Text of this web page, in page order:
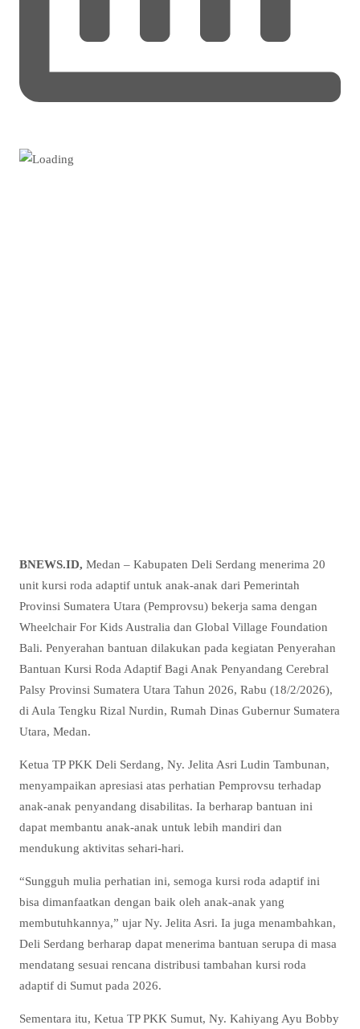
BNEWS.ID, Medan – Kabupaten Deli Serdang menerima 20
unit kursi roda adaptif untuk anak-anak dari Pemerintah
Provinsi Sumatera Utara (Pemprovsu) bekerja sama dengan
Wheelchair For Kids Australia dan Global Village Foundation
Bali. Penyerahan bantuan dilakukan pada kegiatan Penyerahan
Bantuan Kursi Roda Adaptif Bagi Anak Penyandang Cerebral
Palsy Provinsi Sumatera Utara Tahun 2026, Rabu (18/2/2026),
di Aula Tengku Rizal Nurdin, Rumah Dinas Gubernur Sumatera
Utara, Medan.
Ketua TP PKK Deli Serdang, Ny. Jelita Asri Ludin Tambunan,
menyampaikan apresiasi atas perhatian Pemprovsu terhadap
anak-anak penyandang disabilitas. Ia berharap bantuan ini
dapat membantu anak-anak untuk lebih mandiri dan
mendukung aktivitas sehari-hari.
“Sungguh mulia perhatian ini, semoga kursi roda adaptif ini
bisa dimanfaatkan dengan baik oleh anak-anak yang
membutuhkannya,” ujar Ny. Jelita Asri. Ia juga menambahkan,
Deli Serdang berharap dapat menerima bantuan serupa di masa
mendatang sesuai rencana distribusi tambahan kursi roda
adaptif di Sumut pada 2026.
Sementara itu, Ketua TP PKK Sumut, Ny. Kahiyang Ayu Bobby